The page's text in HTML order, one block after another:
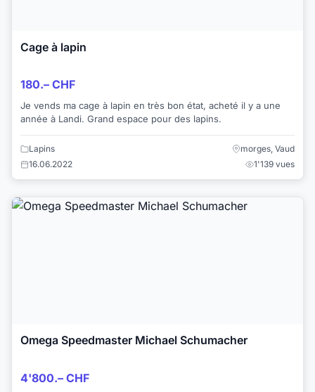
Cage à lapin
180.– CHF
Je vends ma cage à lapin en très bon état, acheté il y a une
année à Landi. Grand espace pour des lapins.
Lapins
morges, Vaud
16.06.2022
1'139 vues
Omega Speedmaster Michael Schumacher
4'800.– CHF